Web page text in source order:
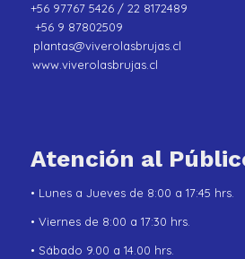
+56 97767 5426 / 22 8172489
+56 9 87802509
plantas@viverolasbrujas.cl
www.viverolasbrujas.cl
Atención al
• Lunes a Jueves de 8:00 a 17:45 hrs.
• Viernes de 8:00 a 17:30 hrs.
• Sábado 9.00 a 14.00 hrs.